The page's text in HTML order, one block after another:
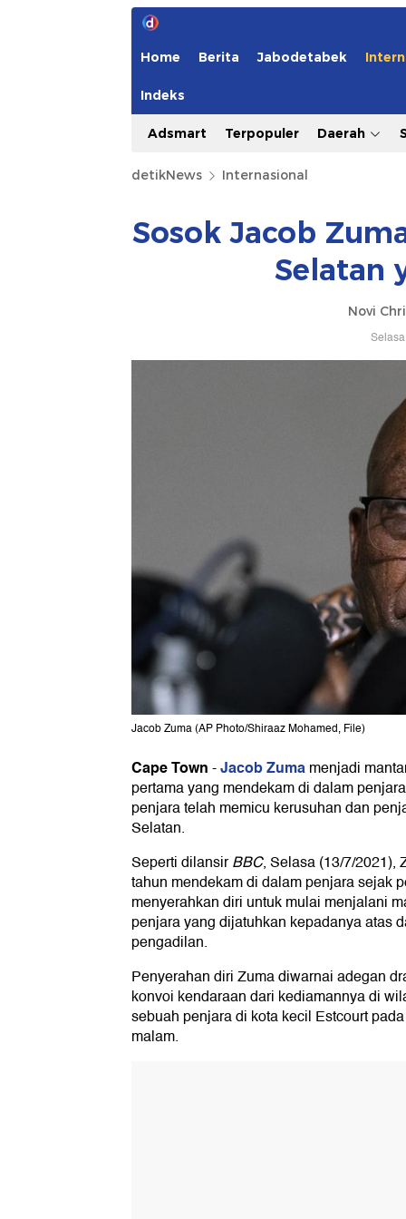
Home Berita Jabodetabek
Indeks
Adsmart Terpopuler Daerah
detikNews Internasional
Sosok Jacob
Selatan
Novi
Jacob Zuma (AP Photo/Shiraaz Mohamed, File)
Cape Town-Jacob Zumamenjadi
pertama yang mendekam di dalam
penjara telah memicu kerusuhan dan
Selatan.
Seperti dilansirBBC, Selasa (13/7/2021),
tahun mendekam di dalam penjara sejak
menyerahkan diri untuk mulai menjalani
penjara yang dijatuhkan kepadanya atas
pengadilan.
Penyerahan diri Zuma diwarnai adegan
konvoi kendaraan dari kediamannya di
sebuah penjara di kota kecil Estcourt
malam.